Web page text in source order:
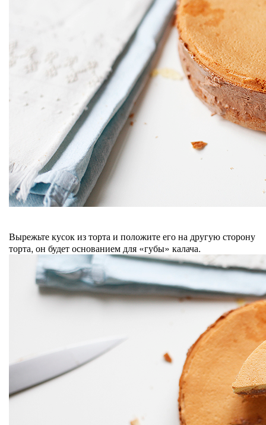
Вырежьте кусок из торта и положите его на другую сторону
торта, он будет основанием для «губы» калача.